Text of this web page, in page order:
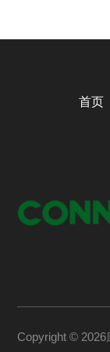
首页
Copyright ©